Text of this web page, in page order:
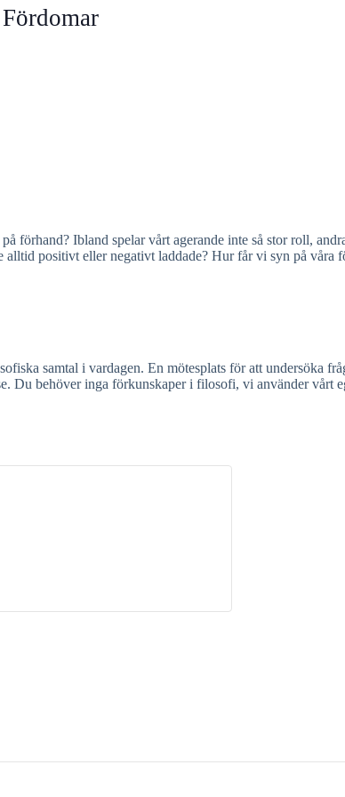
förhand? Ibland spelar vårt agerande inte så stor roll,
positivt eller negativt laddade? Hur får vi syn på
samtal i vardagen. En mötesplats för att undersöka
Du behöver inga förkunskaper i filosofi, vi använder vårt